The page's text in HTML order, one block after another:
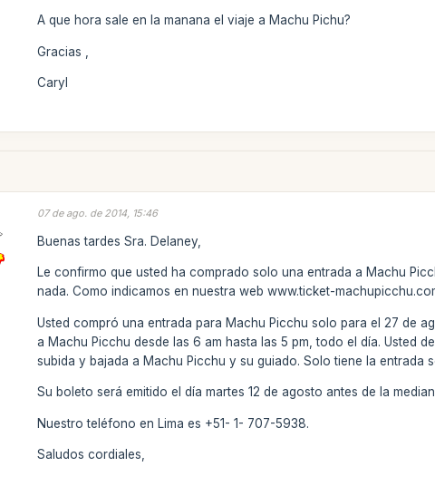
A que hora sale en la manana el viaje a Machu Pichu?
Gracias ,
Caryl
07 de ago. de 2014, 15:46
Buenas tardes Sra. Delaney,
Le confirmo que usted ha comprado solo una entrada a Machu
nada. Como indicamos en nuestra web www.ticket-
Usted compró una entrada para Machu Picchu solo para el 27 de
a Machu Picchu desde las 6 am hasta las 5 pm, todo el día. Usted
subida y bajada a Machu Picchu y su guiado. Solo tiene la entrada
Su boleto será emitido el día martes 12 de agosto antes de la
Nuestro teléfono en Lima es +51- 1- 707-5938.
Saludos cordiales,